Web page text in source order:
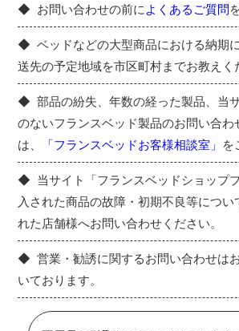
お問い合わせの前に よくあるご質問
ベッドなどの大型商品における納期
送先の予定地域を市区町村までお教えく
部品の紛失、年数の経った製品、当
のないフランスベッド製品のお問い合わ
は、
「フランスベッドお客様相談室」 を
当サイト「フランスベッドショップ
入された商品の故障・初期不良等につい
れた店舗様へお問い合わせください。
営業・勧誘に関するお問い合わせは
いております。